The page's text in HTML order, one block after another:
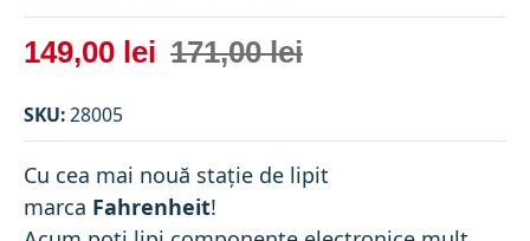
149,00 lei 171,00 lei
SKU:28005
Cu cea mai nouă stație de lipit
marca Fahrenheit!